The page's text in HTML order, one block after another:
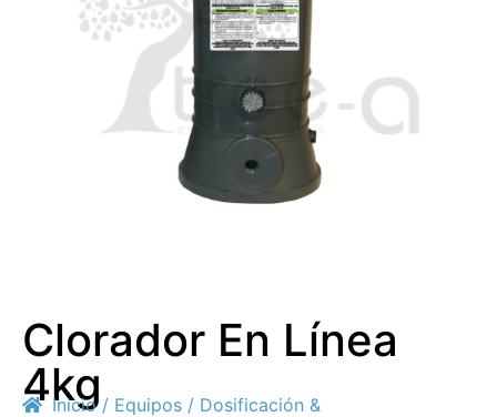
Clorador En Línea
4kg
Inicio/ Equipos/ Dosificación &